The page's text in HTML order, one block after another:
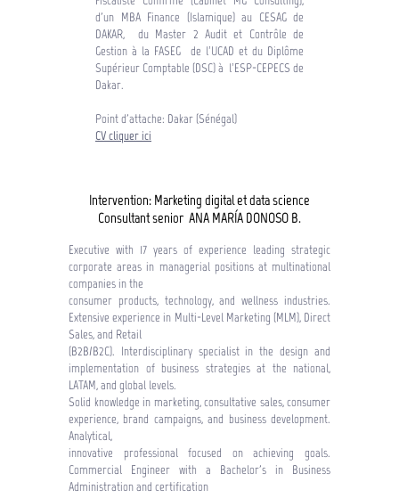
d'un MBA Finance (Islamique) au CESAG de
DAKAR, du Master 2 Audit et Contrôle de
Gestion à la FASEG de l’UCAD et du Diplôme
Supérieur Comptable (DSC) à l’ESP-CEPECS de
Dakar.
Point d'attache: Dakar (Sénégal)
CVcliquerici
Intervention: Marketing digital et data science
Consultant senior ANA MARÍA DONOSO B.
Executive with 17 years of experience leading strategic
corporate areas in managerial positions at multinational
companies in the
consumer products, technology, and wellness industries.
Extensive experience in Multi-Level Marketing (MLM), Direct
Sales, and Retail
(B2B/B2C). Interdisciplinary specialist in the design and
implementation of business strategies at the national,
LATAM, and global levels.
Solid knowledge in marketing, consultative sales, consumer
experience, brand campaigns, and business development.
Analytical,
innovative professional focused on achieving goals.
Commercial Engineer with a Bachelor's in Business
Administration and certification